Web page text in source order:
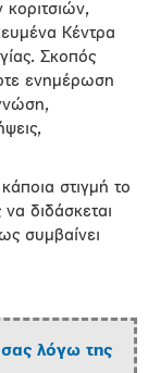
Κέντρα
Σκοπός
ενημέρωση
στιγμή το
διδάσκεται
συμβαίνει
σας λόγω της